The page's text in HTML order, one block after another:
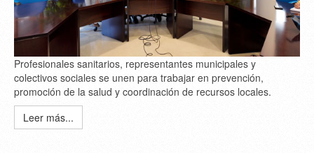
Profesionales sanitarios, representantes municipales y
colectivos sociales se unen para trabajar en prevención,
promoción de la salud y coordinación de recursos locales.
Leer más...